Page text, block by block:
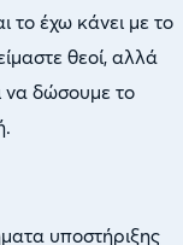
το έχω κάνει με το
θεοί, αλλά
να δώσουμε το
υποστήριξης